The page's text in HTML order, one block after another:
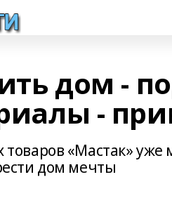
дом -
-
«Мастак»
дом мечты